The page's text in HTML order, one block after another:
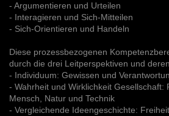
- Argumentieren und Urteilen
- Interagieren und Sich-Mitteilen
- Sich-Orientieren und Handeln
Diese prozessbezogenen
durch die drei Leitperspektiven und
- Individuum: Gewissen und
- Wahrheit und Wirklichkeit Gesellschaft:
Mensch, Natur und Technik
- Vergleichende Ideengeschichte: